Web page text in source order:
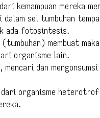
kemampuan mereka
dalam sel tumbuhan
ada fotosintesis.
membuat
organisme lain.
mencari dan
dari organisme